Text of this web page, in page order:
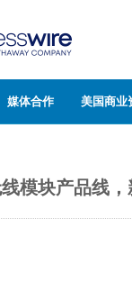
媒体合作 美国商业
模块产品线